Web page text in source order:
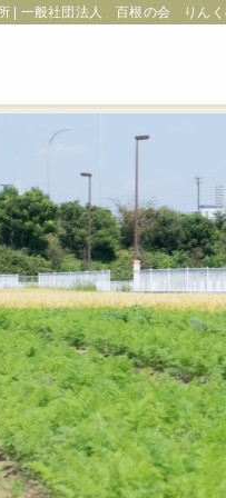
| 一般社団法人 百根の会 りん